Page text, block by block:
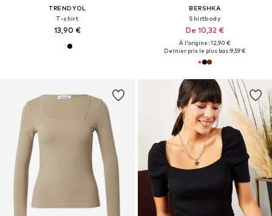
TRENDYOL
T-shirt
13,90 €
BERSHKA
Shirtbody
De 10,32 €
À l'origine : 12,90 €
Dernier prix le plus bas :9,59 €